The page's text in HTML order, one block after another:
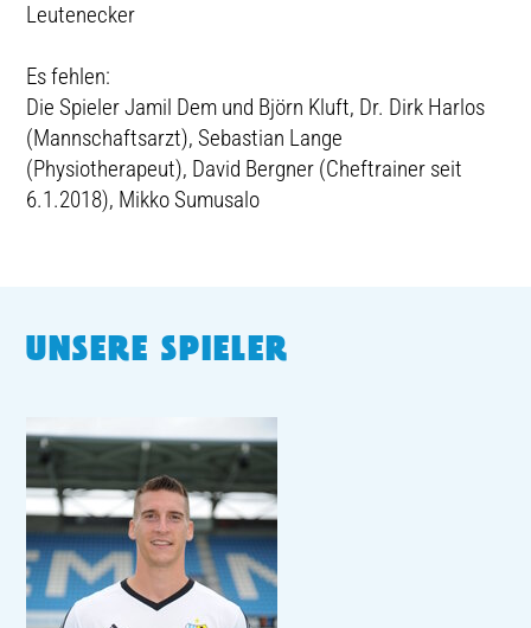
Leutenecker
Es fehlen:
Die Spieler Jamil Dem und Björn Kluft, Dr. Dirk Harlos
(Mannschaftsarzt), Sebastian Lange
(Physiotherapeut), David Bergner (Cheftrainer seit
6.1.2018), Mikko Sumusalo
UNSERE SPIELER